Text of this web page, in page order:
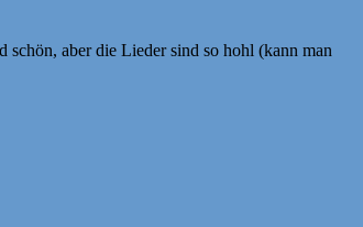
schön, aber die Lieder sind so hohl (kann man